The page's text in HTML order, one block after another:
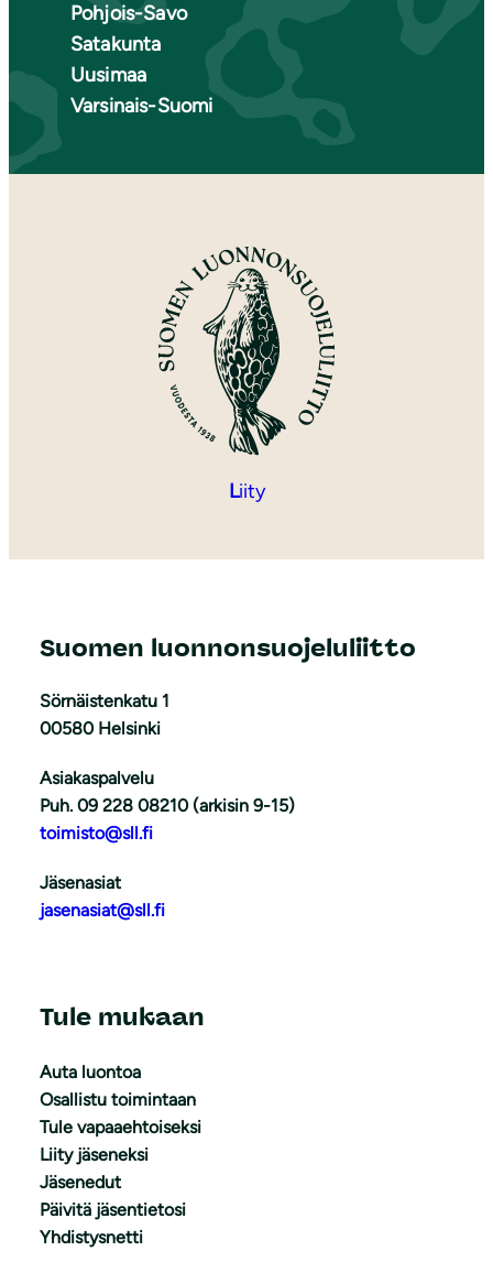
Pohjois-Savo
Satakunta
Uusimaa
Varsinais-Suomi
Liity
Suomen luonnonsuojeluliitto
Sörnäistenkatu 1
00580 Helsinki
Asiakaspalvelu
Puh. 09 228 08210 (arkisin 9-15)
toimisto@sll.fi
Jäsenasiat
jasenasiat@sll.fi
Tule mukaan
Auta luontoa
Osallistu toimintaan
Tule vapaaehtoiseksi
Liity jäseneksi
Jäsenedut
Päivitä jäsentietosi
Yhdistysnetti